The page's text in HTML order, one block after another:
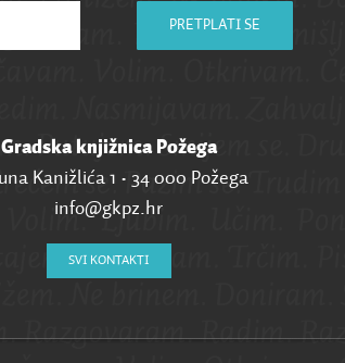
PRETPLATI SE
Gradska knjižnica Požega
Kanižlića 1 • 34 000 Požega
info@gkpz.hr
SVI KONTAKTI